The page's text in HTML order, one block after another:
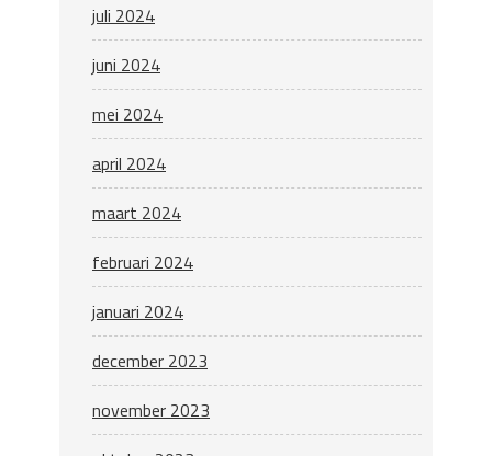
juli 2024
juni 2024
mei 2024
april 2024
maart 2024
februari 2024
januari 2024
december 2023
november 2023